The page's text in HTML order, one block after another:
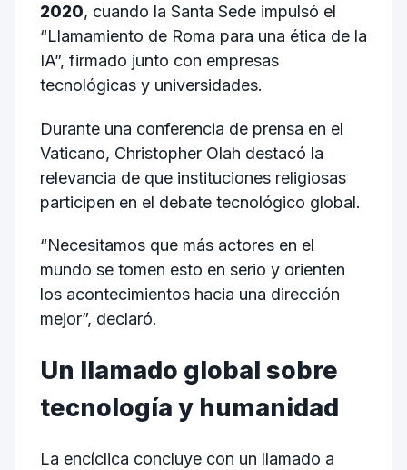
2020, cuando la Santa Sede impulsó el
“Llamamiento de Roma para una ética de la
IA”, firmado junto con empresas
tecnológicas y universidades.
Durante una conferencia de prensa en el
Vaticano, Christopher Olah destacó la
relevancia de que instituciones religiosas
participen en el debate tecnológico global.
“Necesitamos que más actores en el
mundo se tomen esto en serio y orienten
los acontecimientos hacia una dirección
mejor”, declaró.
Un llamado global sobre
tecnología y humanidad
La encíclica concluye con un llamado a